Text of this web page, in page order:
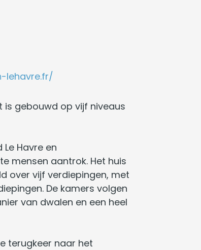
lehavre.fr/
is gebouwd op vijf niveaus
Havre en
mensen aantrok. Het huis
over vijf verdiepingen, met
De kamers volgen
van dwalen en een heel
terugkeer naar het